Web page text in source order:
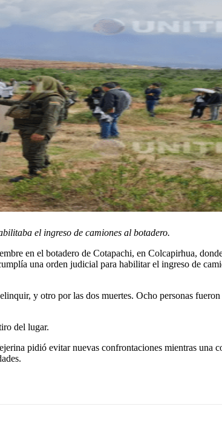
el ingreso de camiones al botadero.
en el botadero de Cotapachi, en Colcapirhua,
una orden judicial para habilitar el ingreso de
y otro por las dos muertes. Ocho personas
del lugar.
pidió evitar nuevas confrontaciones mientras una